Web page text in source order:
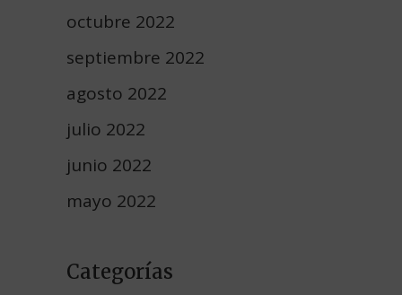
octubre 2022
septiembre 2022
agosto 2022
julio 2022
junio 2022
mayo 2022
Categorías